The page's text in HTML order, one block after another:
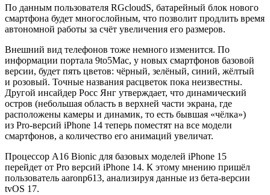
По данным пользователя RGcloudS, батарейный блок нового
смартфона будет многослойным, что позволит продлить время
автономной работы за счёт увеличения его размеров.
Внешний вид телефонов тоже немного изменится. По
информации портала 9to5Mac, у новых смартфонов базовой
версии, будет пять цветов: чёрный, зелёный, синий, жёлтый
и розовый. Точные названия расцветок пока неизвестны.
Другой инсайдер Росс Янг утверждает, что динамический
остров (небольшая область в верхней части экрана, где
расположены камеры и динамик, то есть бывшая «чёлка»)
из Pro-версий iPhone 14 теперь поместят на все модели
смартфонов, а количество его анимаций увеличат.
Процессор A16 Bionic для базовых моделей iPhone 15
перейдет от Pro версий iPhone 14. К этому мнению пришёл
пользователь aaronp613, анализируя данные из бета-версии
tvOS 17.